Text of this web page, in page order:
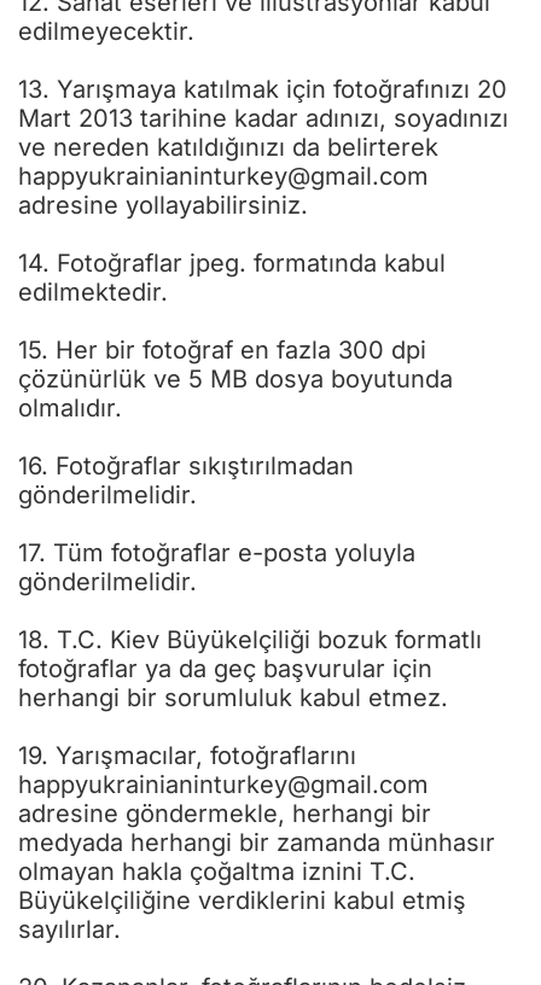
edilmeyecektir.
13. Yarışmaya katılmak için fotoğrafınızı 20
Mart 2013 tarihine kadar adınızı, soyadınızı
ve nereden katıldığınızı da belirterek
happyukrainianinturkey@gmail.com
adresine yollayabilirsiniz.
14. Fotoğraflar jpeg. formatında kabul
edilmektedir.
15. Her bir fotoğraf en fazla 300 dpi
çözünürlük ve 5 MB dosya boyutunda
olmalıdır.
16. Fotoğraflar sıkıştırılmadan
gönderilmelidir.
17. Tüm fotoğraflar e-posta yoluyla
gönderilmelidir.
18. T.C. Kiev Büyükelçiliği bozuk formatlı
fotoğraflar ya da geç başvurular için
herhangi bir sorumluluk kabul etmez.
19. Yarışmacılar, fotoğraflarını
happyukrainianinturkey@gmail.com
adresine göndermekle, herhangi bir
medyada herhangi bir zamanda münhasır
olmayan hakla çoğaltma iznini T.C.
Büyükelçiliğine verdiklerini kabul etmiş
sayılırlar.